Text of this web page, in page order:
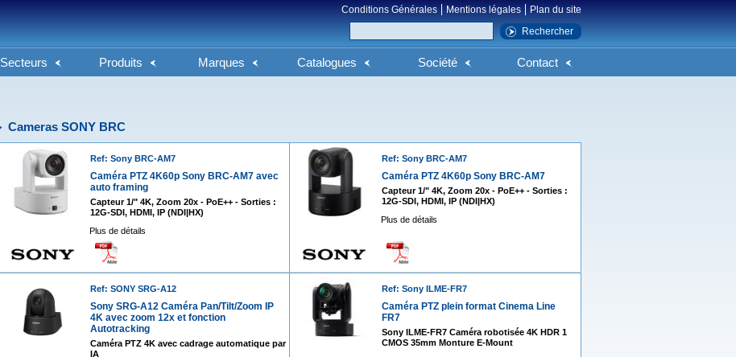
Conditions Générales Mentions légales Plan du site
Secteurs Produits Marques Catalogues Société Contact
Cameras SONY BRC
Ref: Sony BRC-AM7
Caméra PTZ 4K60p Sony BRC-AM7 avec
auto framing
Capteur 1/" 4K, Zoom 20x - PoE++ - Sorties :
12G-SDI, HDMI, IP (NDI|HX)
Plus de détails
Ref: Sony BRC-AM7
Caméra PTZ 4K60p Sony BRC-AM7
Capteur 1/" 4K, Zoom 20x - PoE++ - Sorties :
12G-SDI, HDMI, IP (NDI|HX)
Plus de détails
Ref: SONY SRG-A12
Sony SRG-A12 Caméra Pan/Tilt/Zoom IP
4K avec zoom 12x et fonction
Autotracking
Caméra PTZ 4K avec cadrage automatique par
IA
Ref: Sony ILME-FR7
Caméra PTZ plein format Cinema Line
FR7
Sony ILME-FR7 Caméra robotisée 4K HDR 1
CMOS 35mm Monture E-Mount